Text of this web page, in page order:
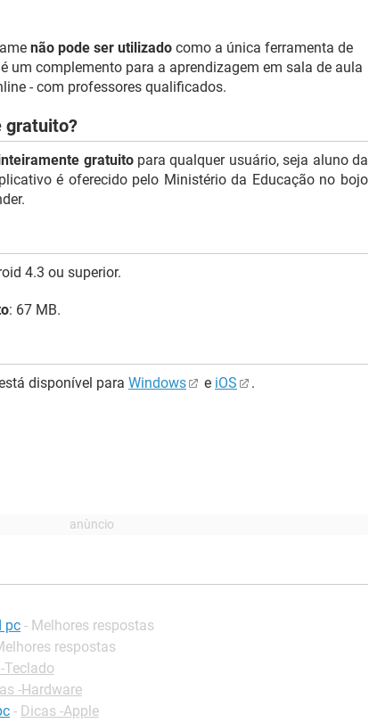
não pode ser utilizado como a única ferramenta de
um complemento para a aprendizagem em sala de aula
- com professores qualificados.
gratuito?
gratuitopara qualquer usuário, seja aluno da
é oferecido pelo Ministério da Educação no bojo
4.3 ou superior.
: 67 MB.
disponível para Windows e iOS .
pc - Melhores respostas
respostas
Teclado
-Hardware
- Dicas -Apple